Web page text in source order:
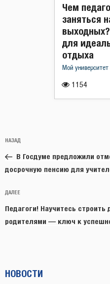
1154
Чем
заняться
для
отдыха
Мой университет
по
записям
Предыдущая
запись:
НАЗАД
В Госдуме предложили
досрочную пенсию для
Следующая
запись
ДАЛЕЕ
Педагоги! Научитесь
родителями — ключ к
НОВОСТИ